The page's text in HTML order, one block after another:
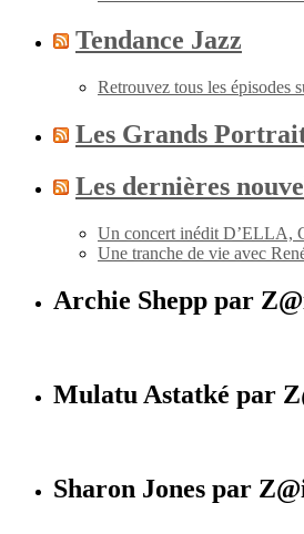
Tendance Jazz
Retrouvez tous les épisodes
Les Grands
Les dernières
Un concert inédit D’ELLA,
Une tranche de vie avec
Archie Shepp par
Mulatu Astatké par
Sharon Jones par